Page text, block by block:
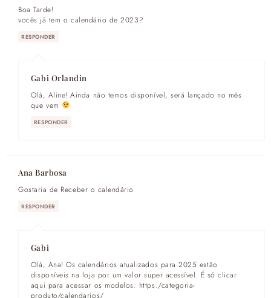
Boa Tarde!
vocês já tem o calendário de 2023?
RESPONDER
Gabi Orlandin
Olá, Aline! Ainda não temos disponível, será lançado no mês
que vem
RESPONDER
Ana Barbosa
Gostaria de Receber o calendário
RESPONDER
Gabi
Olá, Ana! Os calendários atualizados para 2025 estão
disponíveis na loja por um valor super acessível. É só clicar
aqui para acessar os modelos: https:/categoria-
produto/calendarios/